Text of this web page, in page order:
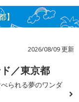
】
2026/08/09 更新
／東京都
られる夢のワンダ